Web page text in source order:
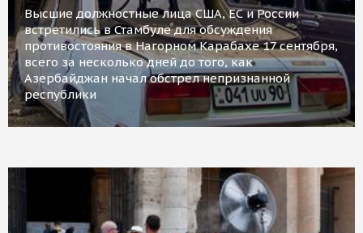
Высшие должностные лица США, ЕС и России
встретились в Стамбуле для обсуждения
противостояния в Нагорном Карабахе 17 сентября,
всего за несколько дней до того, как
Азербайджан начал обстрел непризнанной
республики